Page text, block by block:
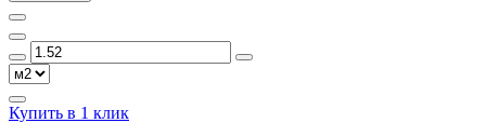
Купить в 1 клик